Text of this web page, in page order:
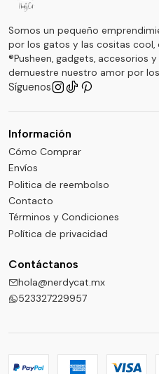
Somos un pequeño
por los gatos y las cositas
®Pusheen, gadgets, accesorios
demuestre nuestro amor por
Síguenos
Información
Cómo Comprar
Envíos
Politica de reembolso
Contacto
Términos y Condiciones
Política de privacidad
Contáctanos
hola@nerdycat.mx
523327229957